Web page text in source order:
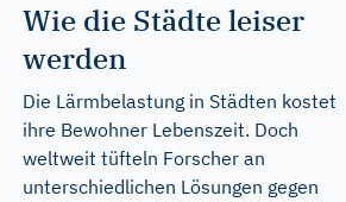
Wie die Städte leiser
werden
Die Lärmbelastung in Städten kostet
ihre Bewohner Lebenszeit. Doch
weltweit tüfteln Forscher an
unterschiedlichen Lösungen gegen